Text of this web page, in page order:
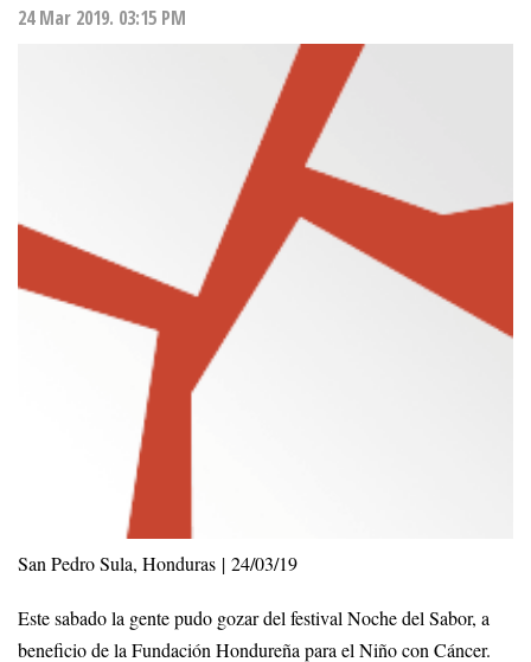
24 Mar 2019. 03:15 PM
San Pedro Sula, Honduras | 24/03/19
Este sabado la gente pudo gozar del festival Noche del Sabor, a
beneficio de la Fundación Hondureña para el Niño con Cáncer.